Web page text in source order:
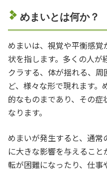
めまいとは何か？
めまいは、視覚や平衡感
状を指します。多くの人が
クラする、体が揺れる、
ど、様々な形で現れます
的なものまであり、その
なります。
めまいが発生すると、通
に大きな影響を与えるこ
転が困難になったり、仕